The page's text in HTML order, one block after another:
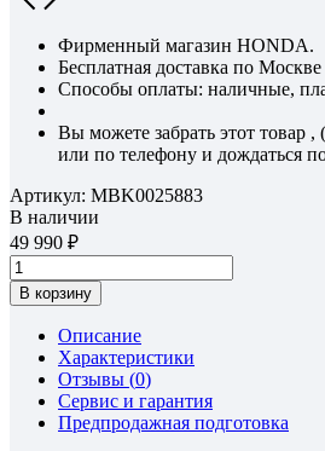
Фирменный магазин HONDA.
Бесплатная доставка по
Способы оплаты: наличные,
Вы можете забрать этот товар
или по телефону и дождаться
Артикул: MBK0025883
В наличии
49 990
В корзину
Описание
Характеристики
Отзывы (0)
Сервис и гарантия
Предпродажная подготовка